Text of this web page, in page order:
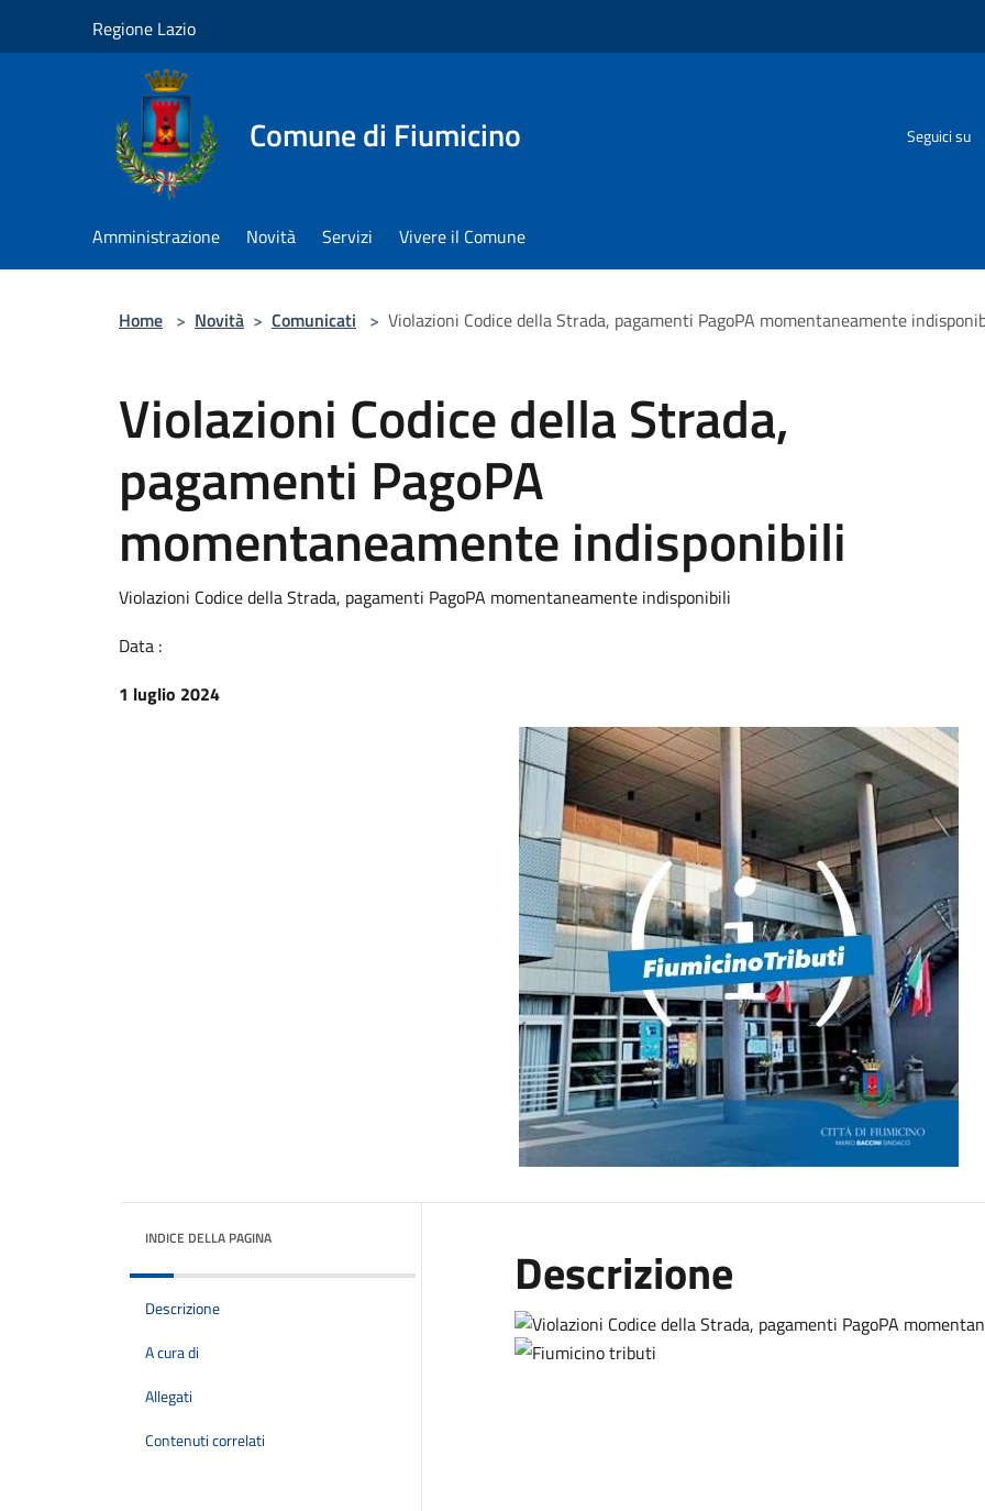
Regione Lazio
Comune di Fiumicino Seguici su
Amministrazione Novità Servizi Vivere il Comune
Home > Novità > Comunicati > Violazioni Codice della Strada, pagamenti PagoPA momentaneamente
Violazioni Codice della Strada,
pagamenti PagoPA
momentaneamente indisponibili
Violazioni Codice della Strada, pagamenti PagoPA momentaneamente indisponibili
Data :
1 luglio 2024
INDICE DELLA PAGINA
Descrizione
A cura di
Allegati
Contenuti correlati
Descrizione